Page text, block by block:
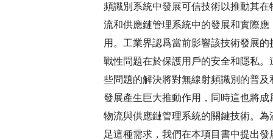
頻識別系統中發展可信技術以推動其在
流和供應鏈管理系統中的發展和實際應
用。工業界認爲當前影響該技術發展的
戰性問題在於保護用戶的安全和隱私。
些問題的解決將對無線射頻識別的普及
發展產生巨大推動作用，同時這也將成
物流與供應鏈管理系統的關鍵技術。為
足這種需求，我們在本項目書中提出發